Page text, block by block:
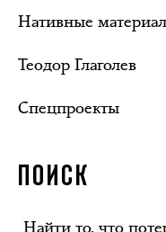
Нативные
Теодор Глаголев
Спецпроекты
ПОИСК